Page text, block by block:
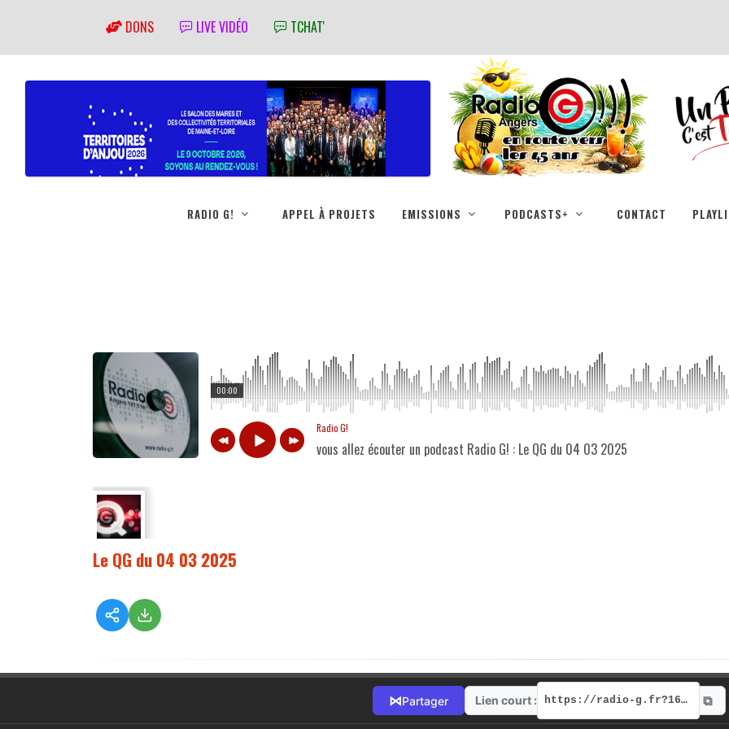
DONS LIVE VIDÉO TCHAT'
RADIO G! APPEL À PROJETS EMISSIONS PODCASTS+ CONTACT
00:00
Radio G!
vous allez écouter un podcast Radio G! : Le QG du 04 03 2025
Le QG du 04 03 2025
⋈Partager Lien court : https://radio-g.fr?16911 ⧉